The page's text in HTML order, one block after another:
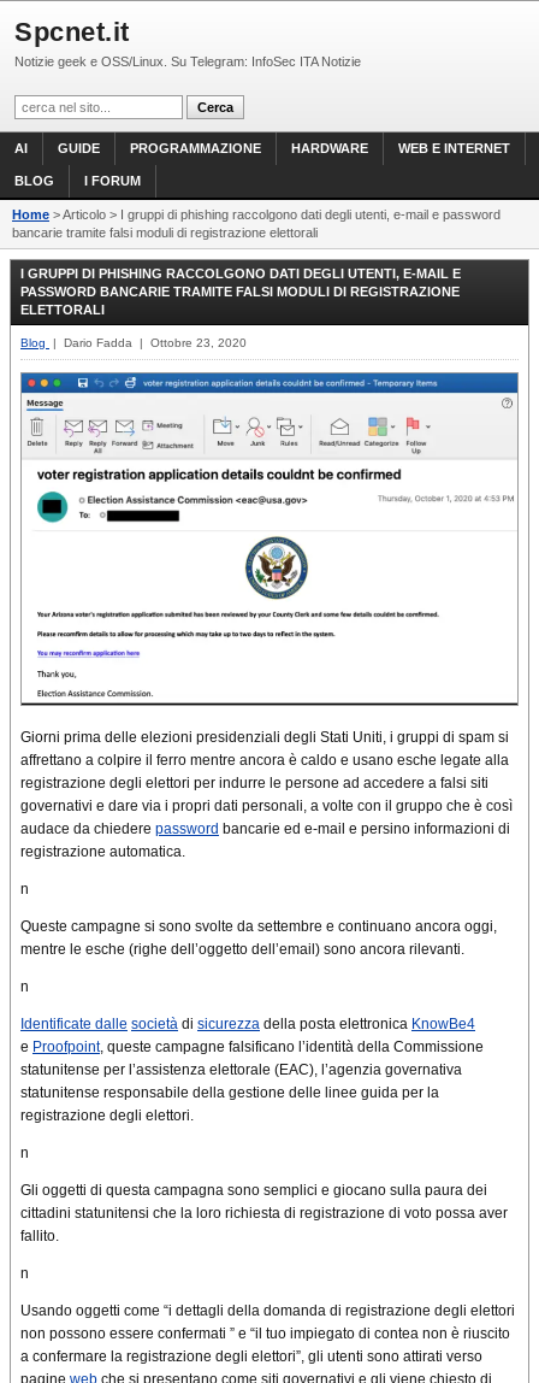
Spcnet.it
Notizie geek e OSS/Linux. Su Telegram: InfoSec ITA Notizie
AI GUIDE PROGRAMMAZIONE HARDWARE WEB E INTERNET
BLOG I FORUM
Home > Articolo > I gruppi di phishing raccolgono dati degli utenti, e-mail e password
bancarie tramite falsi moduli di registrazione elettorali
I GRUPPI DI PHISHING RACCOLGONO DATI DEGLI UTENTI, E-MAIL E
PASSWORD BANCARIE TRAMITE FALSI MODULI DI REGISTRAZIONE
ELETTORALI
Blog | Dario Fadda | Ottobre 23, 2020
Giorni prima delle elezioni presidenziali degli Stati Uniti, i gruppi di spam si
affrettano a colpire il ferro mentre ancora è caldo e usano esche legate alla
registrazione degli elettori per indurre le persone ad accedere a falsi siti
governativi e dare via i propri dati personali, a volte con il gruppo che è così
audace da chiedere password bancarie ed e-mail e persino informazioni di
registrazione automatica.
n
Queste campagne si sono svolte da settembre e continuano ancora oggi,
mentre le esche (righe dell’oggetto dell’email) sono ancora rilevanti.
n
Identificate dalle società di sicurezza della posta elettronica KnowBe4
e Proofpoint, queste campagne falsificano l’identità della Commissione
statunitense per l’assistenza elettorale (EAC), l’agenzia governativa
statunitense responsabile della gestione delle linee guida per la
registrazione degli elettori.
n
Gli oggetti di questa campagna sono semplici e giocano sulla paura dei
cittadini statunitensi che la loro richiesta di registrazione di voto possa aver
fallito.
n
Usando oggetti come “i dettagli della domanda di registrazione degli elettori
non possono essere confermati ” e “il tuo impiegato di contea non è riuscito
a confermare la registrazione degli elettori”, gli utenti sono attirati verso
pagine web che si presentano come siti governativi e gli viene chiesto di